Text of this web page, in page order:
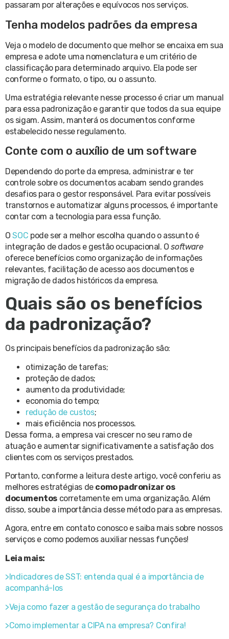
passaram por alterações e equívocos nos serviços.
Tenha modelos padrões da empresa
Veja o modelo de documento que melhor se encaixa em sua
empresa e adote uma nomenclatura e um critério de
classificação para determinado arquivo. Ela pode ser
conforme o formato, o tipo, ou o assunto.
Uma estratégia relevante nesse processo é criar um manual
para essa padronização e garantir que todos da sua equipe
os sigam. Assim, manterá os documentos conforme
estabelecido nesse regulamento.
Conte com o auxílio de um software
Dependendo do porte da empresa, administrar e ter
controle sobre os documentos acabam sendo grandes
desafios para o gestor responsável. Para evitar possíveis
transtornos e automatizar alguns processos, é importante
contar com a tecnologia para essa função.
OSOC pode ser a melhor escolha quando o assunto é
integração de dados e gestão ocupacional. Osoftware
oferece benefícios como organização de informações
relevantes, facilitação de acesso aos documentos e
migração de dados históricos da empresa.
Quais são os benefícios
da padronização?
Os principais benefícios da padronização são:
otimização de tarefas;
proteção de dados;
aumento da produtividade;
economia do tempo;
redução de custos;
mais eficiência nos processos.
Dessa forma, a empresa vai crescer no seu ramo de
atuação e aumentar significativamente a satisfação dos
clientes com os serviços prestados.
Portanto, conforme a leitura deste artigo, você conferiu as
melhores estratégias de como padronizar os
documentos corretamente em uma organização. Além
disso, soube a importância desse método para as empresas.
Agora, entre em contato conosco e saiba mais sobre nossos
serviços e como podemos auxiliar nessas funções!
Leia mais:
>Indicadores de SST: entenda qual é a importância de
acompanhá-los
>Veja como fazer a gestão de segurança do trabalho
>Como implementar a CIPA na empresa? Confira!